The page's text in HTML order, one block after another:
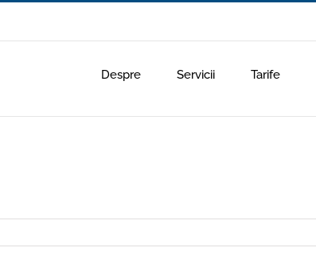
Despre Servicii Tarife